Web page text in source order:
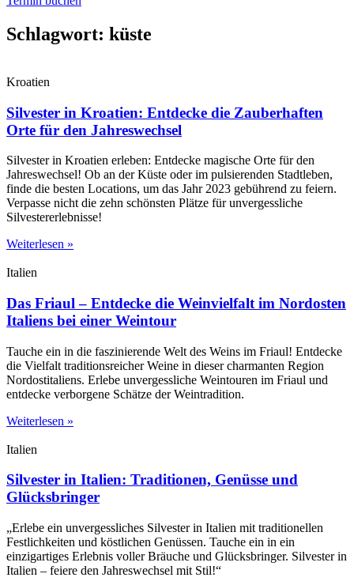
Schlagwort: küste
Kroatien
Silvester in Kroatien: Entdecke die Zauberhaften
Orte für den Jahreswechsel
Silvester in Kroatien erleben: Entdecke magische Orte für den
Jahreswechsel! Ob an der Küste oder im pulsierenden Stadtleben,
finde die besten Locations, um das Jahr 2023 gebührend zu feiern.
Verpasse nicht die zehn schönsten Plätze für unvergessliche
Silvestererlebnisse!
Weiterlesen »
Italien
Das Friaul – Entdecke die Weinvielfalt im Nordosten
Italiens bei einer Weintour
Tauche ein in die faszinierende Welt des Weins im Friaul! Entdecke
die Vielfalt traditionsreicher Weine in dieser charmanten Region
Nordostitaliens. Erlebe unvergessliche Weintouren im Friaul und
entdecke verborgene Schätze der Weintradition.
Weiterlesen »
Italien
Silvester in Italien: Traditionen, Genüsse und
Glücksbringer
„Erlebe ein unvergessliches Silvester in Italien mit traditionellen
Festlichkeiten und köstlichen Genüssen. Tauche ein in ein
einzigartiges Erlebnis voller Bräuche und Glücksbringer. Silvester in
Italien – feiere den Jahreswechsel mit Stil!“